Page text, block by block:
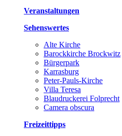
Veranstaltungen
Sehenswertes
Alte Kirche
Barockkirche Brockwitz
Bürgerpark
Karrasburg
Peter-Pauls-Kirche
Villa Teresa
Blaudruckerei Folprecht
Camera obscura
Freizeittipps